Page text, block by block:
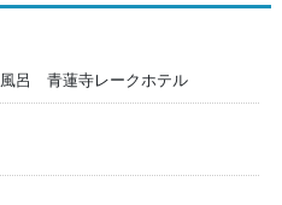
呂 青蓮寺レークホテル